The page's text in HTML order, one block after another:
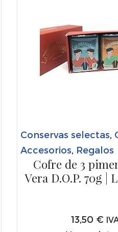
Conservas selectas
Accesorios Regalos
Cofre de 3
Vera D.O.P. 70g |
13,50 €